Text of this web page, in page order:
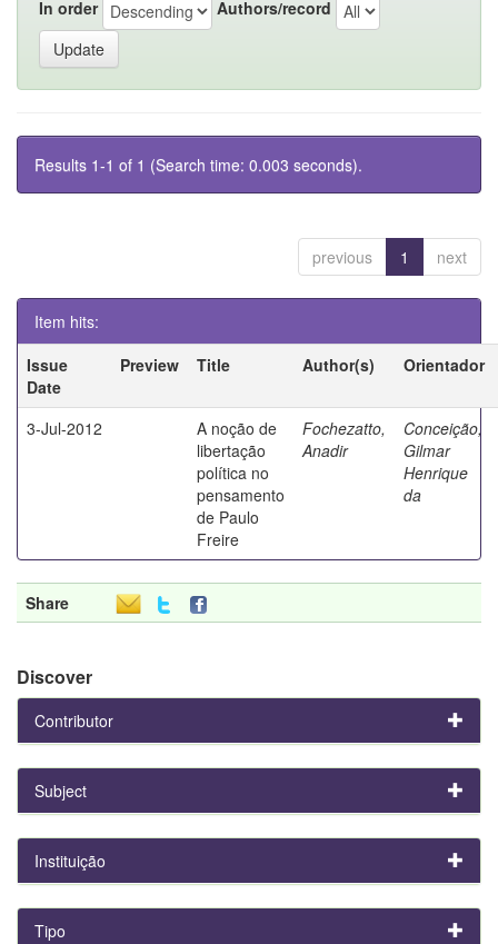
In order Authors/record
Results 1-1 of 1 (Search time: 0.003 seconds).
previous 1 next
Item hits:
Issue
Date
Preview Title Author(s) Orientador
3-Jul-2012
A noção de
libertação
política no
pensamento
de Paulo
Freire
Fochezatto,
Anadir
Conceição,
Gilmar
Henrique
da
Share
Discover
Contributor
Subject
Instituição
Tipo